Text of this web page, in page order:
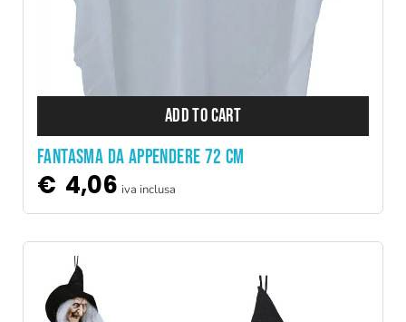
ADD TO CART
FANTASMA DA APPENDERE 72 CM
€ 4,06 iva inclusa